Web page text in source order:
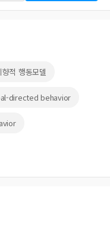
적 행동모델
directed behavior